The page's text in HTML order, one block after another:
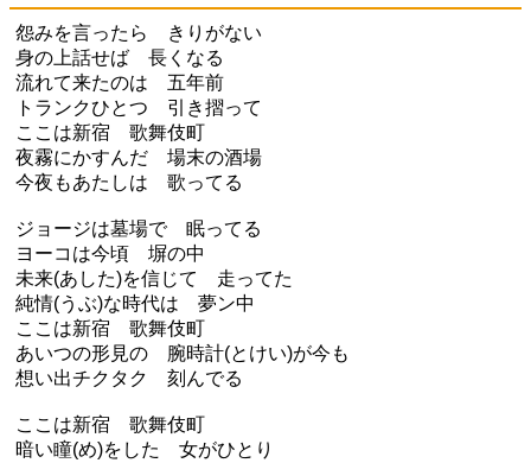
怨みを言ったら きりがない
身の上話せば 長くなる
流れて来たのは 五年前
トランクひとつ 引き摺って
ここは新宿 歌舞伎町
夜霧にかすんだ 場末の酒場
今夜もあたしは 歌ってる
ジョージは墓場で 眠ってる
ヨーコは今頃 塀の中
未来(あした)を信じて 走ってた
純情(うぶ)な時代は 夢ン中
ここは新宿 歌舞伎町
あいつの形見の 腕時計(とけい)が今も
想い出チクタク 刻んでる
ここは新宿 歌舞伎町
暗い瞳(め)をした 女がひとり